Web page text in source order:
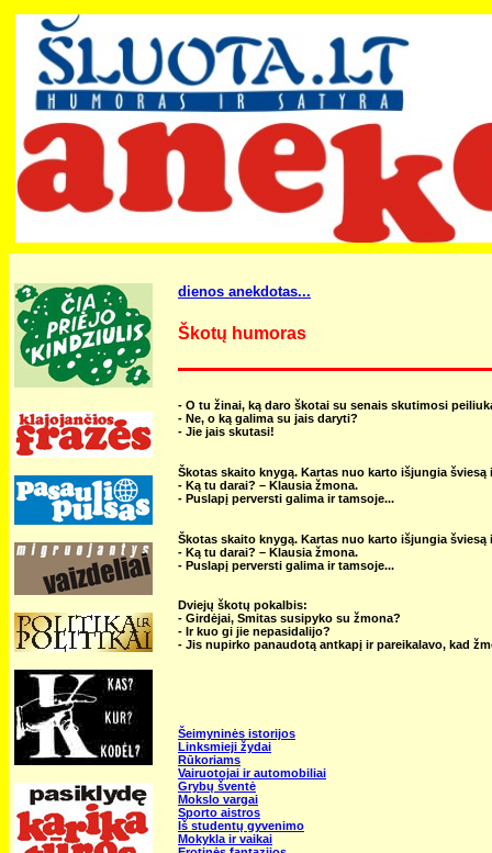
dienos anekdotas...
Škotų humoras
- O tu žinai, ką daro škotai su senais skutimosi
- Ne, o ką galima su jais daryti?
- Jie jais skutasi!
Škotas skaito knygą. Kartas nuo karto išjungia šviesą
- Ką tu darai? – Klausia žmona.
- Puslapį perversti galima ir tamsoje...
Škotas skaito knygą. Kartas nuo karto išjungia šviesą
- Ką tu darai? – Klausia žmona.
- Puslapį perversti galima ir tamsoje...
Dviejų škotų pokalbis:
- Girdėjai, Smitas susipyko su žmona?
- Ir kuo gi jie nepasidalijo?
- Jis nupirko panaudotą antkapį ir pareikalavo, kad
Šeimyninės istorijos
Linksmieji žydai
Rūkoriams
Vairuotojai ir automobiliai
Grybų šventė
Mokslo vargai
Sporto aistros
Iš studentų gyvenimo
Mokykla ir vaikai